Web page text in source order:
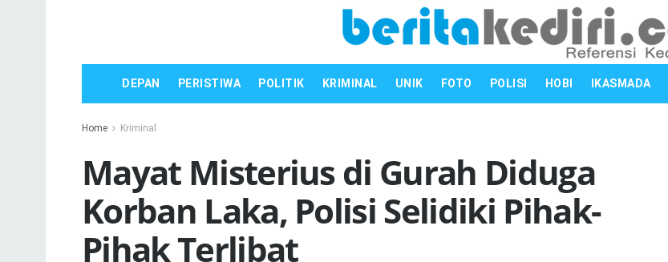
DEPAN PERISTIWA POLITIK KRIMINAL UNIK FOTO POLISI HOBI IKASMADA
Home Kriminal
Mayat Misterius di Gurah Diduga
Korban Laka, Polisi Selidiki Pihak-
Pihak Terlibat